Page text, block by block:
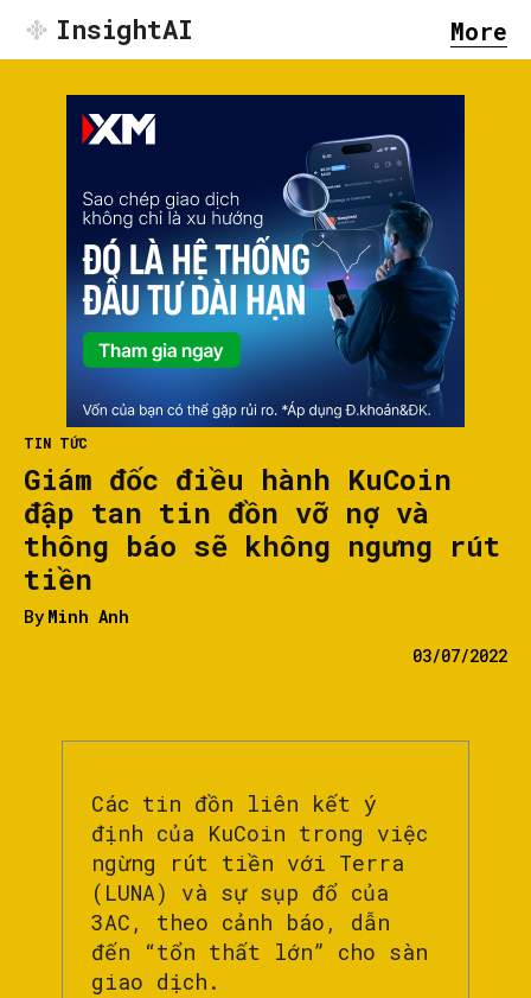
InsightAI More
TIN TỨC
Giám đốc điều hành KuCoin
đập tan tin đồn vỡ nợ và
thông báo sẽ không ngưng rút
tiền
By Minh Anh
03/07/2022
Các tin đồn liên kết ý
định của KuCoin trong việc
ngừng rút tiền với Terra
(LUNA) và sự sụp đổ của
3AC, theo cảnh báo, dẫn
đến “tổn thất lớn” cho sàn
giao dịch.